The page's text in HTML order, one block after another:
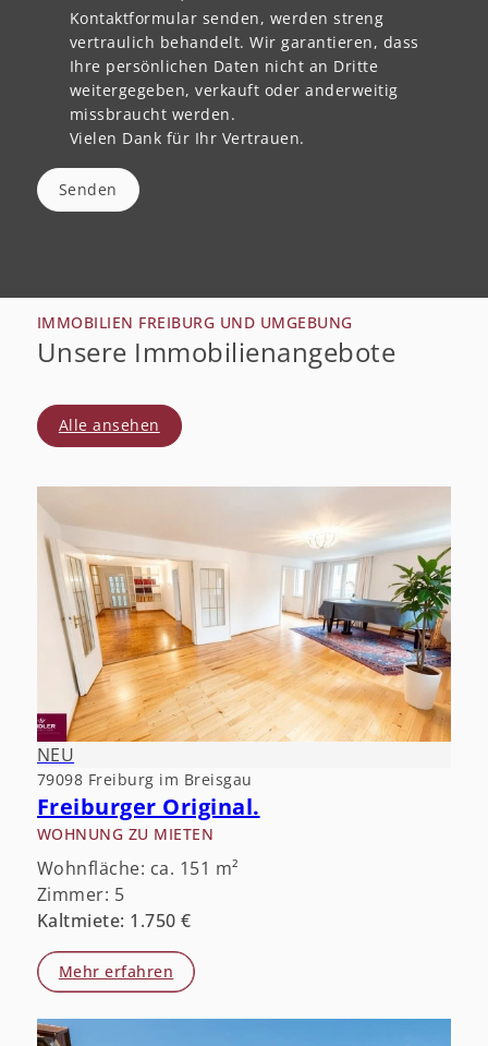
Kontaktformular senden, werden streng
vertraulich behandelt. Wir garantieren, dass
Ihre persönlichen Daten nicht an Dritte
weitergegeben, verkauft oder anderweitig
missbraucht werden.
Vielen Dank für Ihr Vertrauen.
Senden
IMMOBILIEN FREIBURG UND UMGEBUNG
Unsere Immobilienangebote
Alle ansehen
NEU
79098 Freiburg im Breisgau
Freiburger Original.
WOHNUNG ZU MIETEN
Wohnfläche: ca. 151 m²
Zimmer: 5
Kaltmiete: 1.750 €
Mehr erfahren